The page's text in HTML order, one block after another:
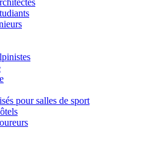
pour salles de sport